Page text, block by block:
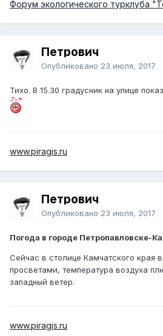
Форум экологического турклуба
Петрович
Опубликовано 23 июля, 2017
Тихо. В 15.30 градусник на улице
www.piragis.ru
Петрович
Опубликовано 23 июля, 2017
Погода в городе Петропавловске-
Сейчас в столице Камчатского края
просветами, температура воздуха
западный ветер.
www.piragis.ru